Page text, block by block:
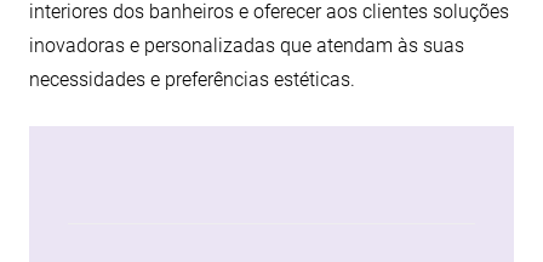
interiores dos banheiros e oferecer aos clientes soluções
inovadoras e personalizadas que atendam às suas
necessidades e preferências estéticas.